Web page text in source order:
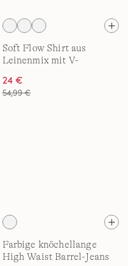
Soft Flow Shirt aus
Leinenmix mit V-
24 €
54,99 €
Farbige knöchellange
High Waist Barrel-Jeans